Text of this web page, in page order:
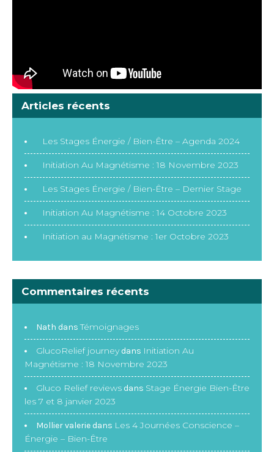
Articles récents
Les Stages Énergie / Bien-Être – Agenda 2024
Initiation Au Magnétisme : 18 Novembre 2023
Les Stages Énergie / Bien-Être – Dernier Stage
Initiation Au Magnétisme : 14 Octobre 2023
Initiation au Magnétisme : 1er Octobre 2023
Commentaires récents
Nath dansTémoignages
GlucoRelief journey dans Initiation Au
Magnétisme : 18 Novembre 2023
Gluco Relief reviews dans Stage Énergie Bien-Être
les 7 et 8 janvier 2023
Mollier valerie dans Les 4 Journées Conscience –
Énergie – Bien-Être